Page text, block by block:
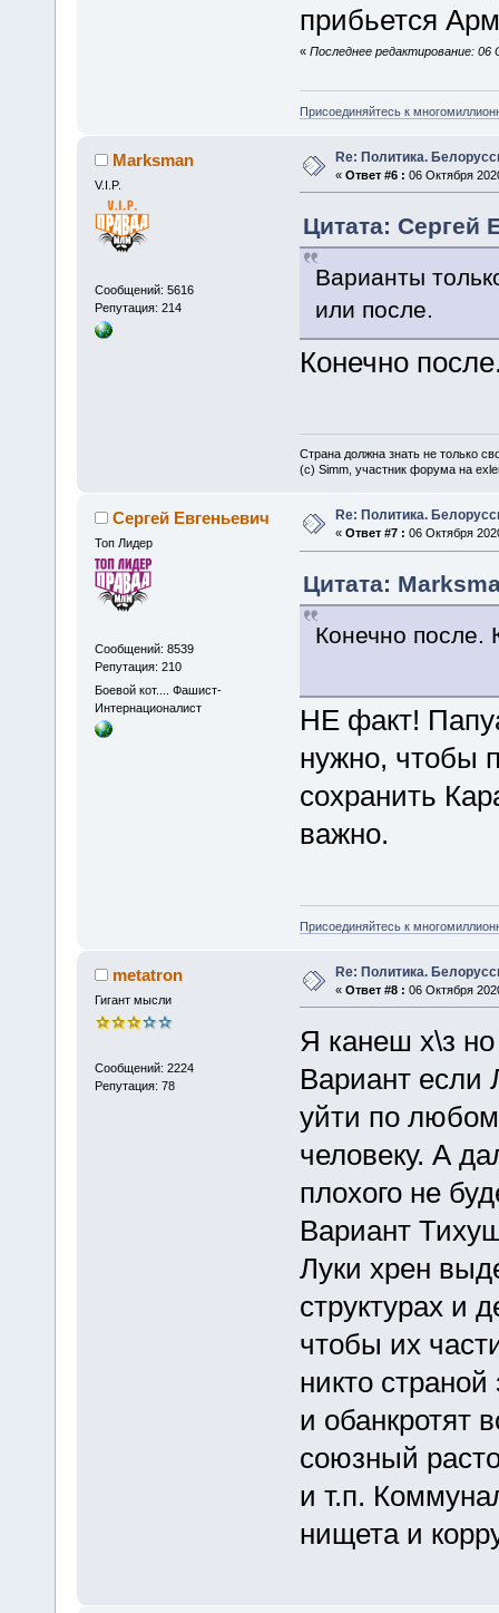
прибьется
« Последнее редактирование: 06
Присоединяйтесь к
Marksman
V.I.P.
Сообщений: 5616
Репутация: 214
Re: Политика.
« Ответ #6 : 06 Октября
Цитата: Сергей
Варианты
или после.
Конечно
Страна должна знать не только
(c) Simm, участник форума на
Сергей Евгеньевич
Топ Лидер
Сообщений: 8539
Репутация: 210
Боевой кот.... Фашист-
Интернационалист
Re: Политика.
« Ответ #7 : 06 Октября
Цитата:
Конечно после.
НЕ факт!
нужно, чтобы
сохранить
важно.
Присоединяйтесь к
metatron
Гигант мысли
Сообщений: 2224
Репутация: 78
Re: Политика.
« Ответ #8 : 06 Октября
Я канеш х\з
Вариант если
уйти по
человеку. А
плохого не
Вариант
Луки хрен
структурах и
чтобы их
никто
и обанкротят
союзный
и т.п.
нищета и